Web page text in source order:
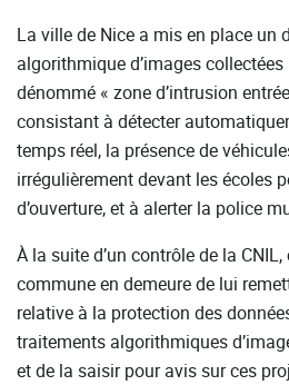
La ville de Nice a mis en place
algorithmique d’images
dénommé « zone d’intrusion
consistant à détecter
temps réel, la présence de
irrégulièrement devant les écoles
d’ouverture, et à alerter la police
À la suite d’un contrôle de la
commune en demeure de lui
relative à la protection des
traitements algorithmiques
et de la saisir pour avis sur ces